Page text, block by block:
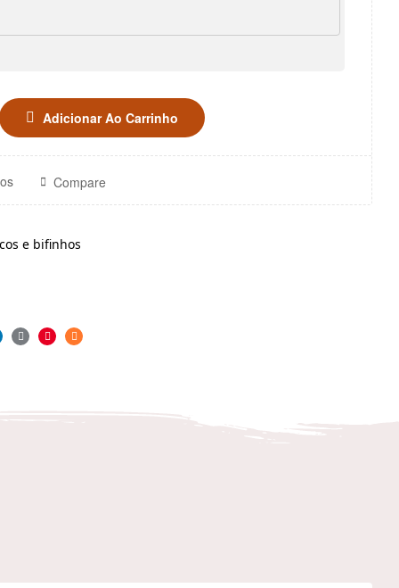
Adicionar Ao Carrinho
Compare
e bifinhos
Google+Pinterest
Email